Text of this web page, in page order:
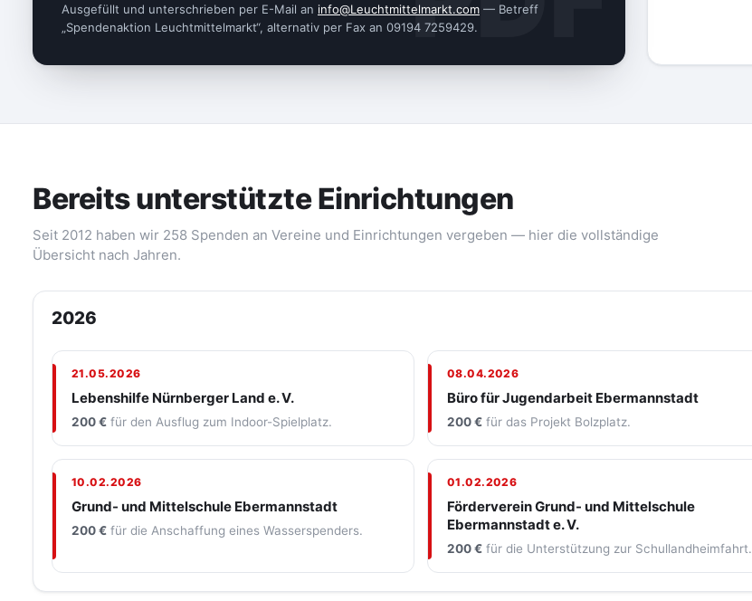
Ausgefüllt und unterschrieben per E-Mail an info@Leuchtmittelmarkt.com — Betreff
„Spendenaktion Leuchtmittelmarkt“, alternativ per Fax an 09194 7259429.
Bereits unterstützte Einrichtungen
Seit 2012 haben wir 258 Spenden an Vereine und Einrichtungen vergeben — hier die vollständige
Übersicht nach Jahren.
2026
21.05.2026
Lebenshilfe Nürnberger Land e. V.
200 € für den Ausflug zum Indoor-Spielplatz.
08.04.2026
Büro für Jugendarbeit Ebermannstadt
200 €für das Projekt Bolzplatz.
10.02.2026
Grund- und Mittelschule Ebermannstadt
200 € für die Anschaffung eines Wasserspenders.
01.02.2026
Förderverein Grund- und Mittelschule
Ebermannstadt e. V.
200 €für die Unterstützung zur Schullandheimfahrt.